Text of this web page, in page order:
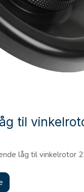
til
låg til vinkelrotor